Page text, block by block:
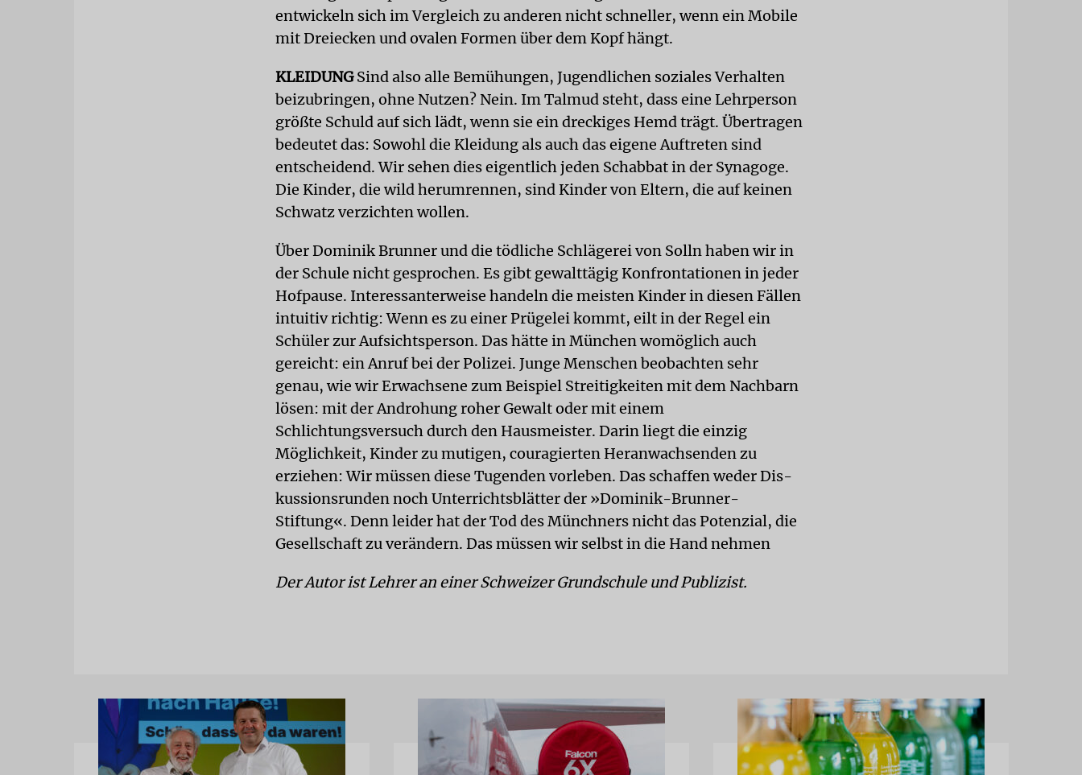
entwickeln sich im Vergleich zu anderen nicht schneller, wenn ein Mobile
mit Dreiecken und ovalen Formen über dem Kopf hängt.
KLEIDUNGSind also alle Bemühungen, Jugendlichen soziales Verhalten
beizubringen, ohne Nutzen? Nein. Im Talmud steht, dass eine Lehrperson
größte Schuld auf sich lädt, wenn sie ein dreckiges Hemd trägt. Übertragen
bedeutet das: Sowohl die Kleidung als auch das eigene Auftreten sind
entscheidend. Wir sehen dies eigentlich jeden Schabbat in der Synagoge.
Die Kinder, die wild herumrennen, sind Kinder von Eltern, die auf keinen
Schwatz verzichten wollen.
Über Dominik Brunner und die tödliche Schlägerei von Solln haben wir in
der Schule nicht gesprochen. Es gibt gewalttägig Konfrontationen in jeder
Hofpause. Interessanterweise handeln die meisten Kinder in diesen Fällen
intuitiv richtig: Wenn es zu einer Prügelei kommt, eilt in der Regel ein
Schüler zur Aufsichtsperson. Das hätte in München womöglich auch
gereicht: ein Anruf bei der Polizei. Junge Menschen beobachten sehr
genau, wie wir Erwachsene zum Beispiel Streitigkeiten mit dem Nachbarn
lösen: mit der Androhung roher Gewalt oder mit einem
Schlichtungsversuch durch den Hausmeister. Darin liegt die einzig
Möglichkeit, Kinder zu mutigen, couragierten Heranwachsenden zu
erziehen: Wir müssen diese Tugenden vorleben. Das schaffen weder Dis-
kussionsrunden noch Unterrichtsblätter der »Dominik-Brunner-
Stiftung«. Denn leider hat der Tod des Münchners nicht das Potenzial, die
Gesellschaft zu verändern. Das müssen wir selbst in die Hand nehmen
Der Autor ist Lehrer an einer Schweizer Grundschule und Publizist.